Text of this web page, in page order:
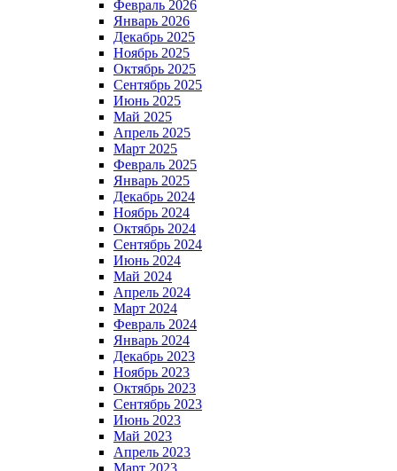
Февраль 2026
Январь 2026
Декабрь 2025
Ноябрь 2025
Октябрь 2025
Сентябрь 2025
Июнь 2025
Май 2025
Апрель 2025
Март 2025
Февраль 2025
Январь 2025
Декабрь 2024
Ноябрь 2024
Октябрь 2024
Сентябрь 2024
Июнь 2024
Май 2024
Апрель 2024
Март 2024
Февраль 2024
Январь 2024
Декабрь 2023
Ноябрь 2023
Октябрь 2023
Сентябрь 2023
Июнь 2023
Май 2023
Апрель 2023
Март 2023